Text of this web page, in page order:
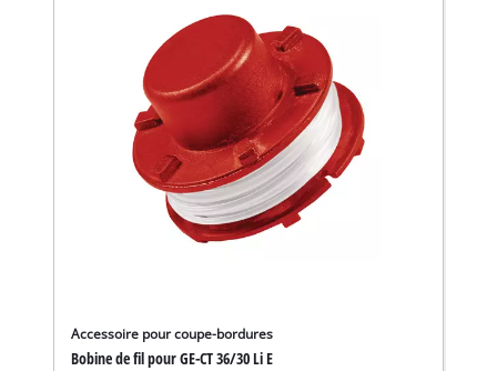
Accessoire pour coupe-bordures
Bobine de fil pour GE-CT 36/30 Li E